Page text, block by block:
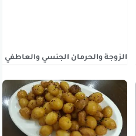
الزوجة والحرمان الجنسي والعاطفي